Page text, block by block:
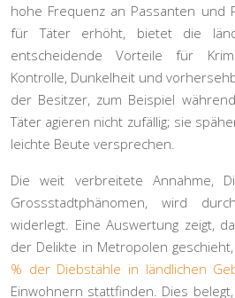
hohe Frequenz an Passanten und
für Täter erhöht, bietet die
entscheidende Vorteile für
Kontrolle, Dunkelheit und
der Besitzer, zum Beispiel
Täter agieren nicht zufällig; sie
leichte Beute versprechen.
Die weit verbreitete Annahme,
Grossstadtphänomen, wird
widerlegt. Eine Auswertung zeigt,
der Delikte in Metropolen
% der Diebstähle in ländlichen
Einwohnern stattfinden. Dies